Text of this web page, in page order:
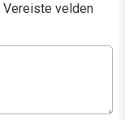
Vereiste velden